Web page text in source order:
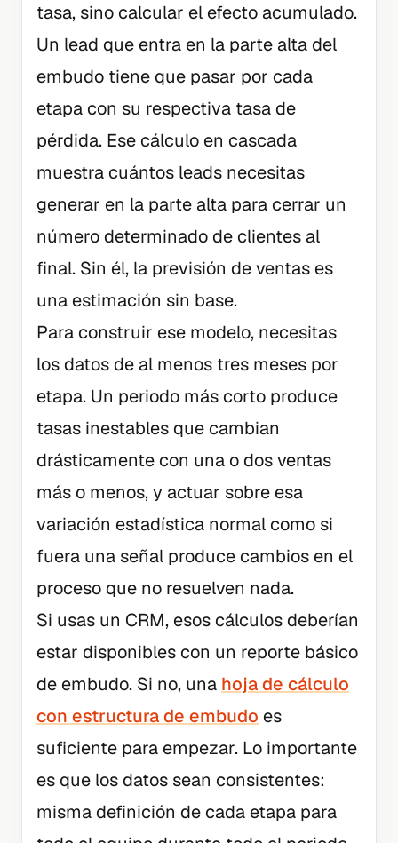
tasa, sino calcular el efecto acumulado.
Un lead que entra en la parte alta del
embudo tiene que pasar por cada
etapa con su respectiva tasa de
pérdida. Ese cálculo en cascada
muestra cuántos leads necesitas
generar en la parte alta para cerrar un
número determinado de clientes al
final. Sin él, la previsión de ventas es
una estimación sin base.
Para construir ese modelo, necesitas
los datos de al menos tres meses por
etapa. Un periodo más corto produce
tasas inestables que cambian
drásticamente con una o dos ventas
más o menos, y actuar sobre esa
variación estadística normal como si
fuera una señal produce cambios en el
proceso que no resuelven nada.
Si usas un CRM, esos cálculos deberían
estar disponibles con un reporte básico
de embudo. Si no, una hoja de cálculo
con estructura de embudo es
suficiente para empezar. Lo importante
es que los datos sean consistentes:
misma definición de cada etapa para